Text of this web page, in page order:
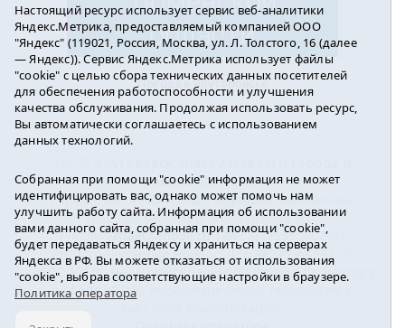
Погода в Ялуторовске
района2016-2023
Учредитель: АНО «ИИЦ « Ялуторовская жизнь».
Главный редактор: Вешкурцева С.П.
E-mail:yznaet@inbox.ruТел.: 8(34535)2-02-51
Регистрационный номер ЭЛ № ФС 77-64937 от
24.02.2016г. выдан Федеральной службой по надзору
в сфере связи, информационных технологий и
Настоящий ресурс использует сервис веб-аналитики
Яндекс.Метрика, предоставляемый компанией ООО
"Яндекс" (119021, Россия, Москва, ул. Л. Толстого, 16 (далее
— Яндекс)). Сервис Яндекс.Метрика использует файлы
"cookie" с целью сбора технических данных посетителей
для обеспечения работоспособности и улучшения
качества обслуживания. Продолжая использовать ресурс,
Вы автоматически соглашаетесь с использованием
данных технологий.
Собранная при помощи "cookie" информация не может
идентифицировать вас, однако может помочь нам
улучшить работу сайта. Информация об использовании
вами данного сайта, собранная при помощи "cookie",
будет передаваться Яндексу и храниться на серверах
Яндекса в РФ. Вы можете отказаться от использования
"cookie", выбрав соответствующие настройки в браузере.
Политика оператора